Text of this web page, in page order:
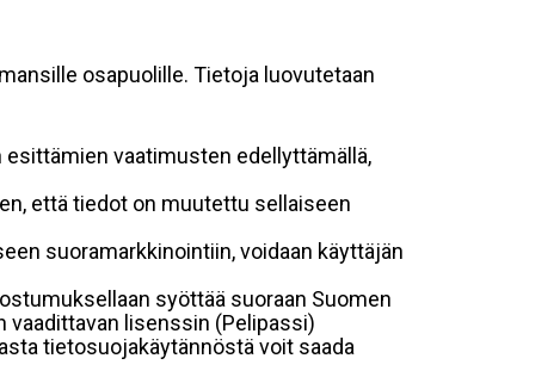
osapuolille. Tietoja luovutetaan
vaatimusten edellyttämällä,
että tiedot on muutettu sellaiseen
suoramarkkinointiin, voidaan käyttäjän
syöttää suoraan Suomen
vaadittavan lisenssin (Pelipassi)
tietosuojakäytännöstä voit saada